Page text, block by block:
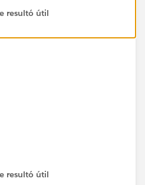
resultó útil
resultó útil